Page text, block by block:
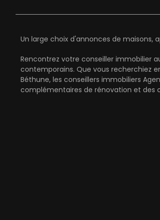
Un large choix d'annonces de
Rencontrez votre conseiller immobilier
contemporains. Que vous recherchiez
Béthune, les conseillers immobiliers
complémentaires de rénovation et des